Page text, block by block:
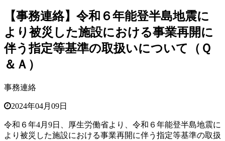
【事務連絡】令和６年能登半島地震に
より被災した施設における事業再開に
伴う指定等基準の取扱いについて（Ｑ
＆Ａ）
事務連絡
2024年04月09日
令和６年4月9日、厚生労働省より、令和６年能登半島地震に
より被災した施設における事業再開に伴う指定等基準の取扱